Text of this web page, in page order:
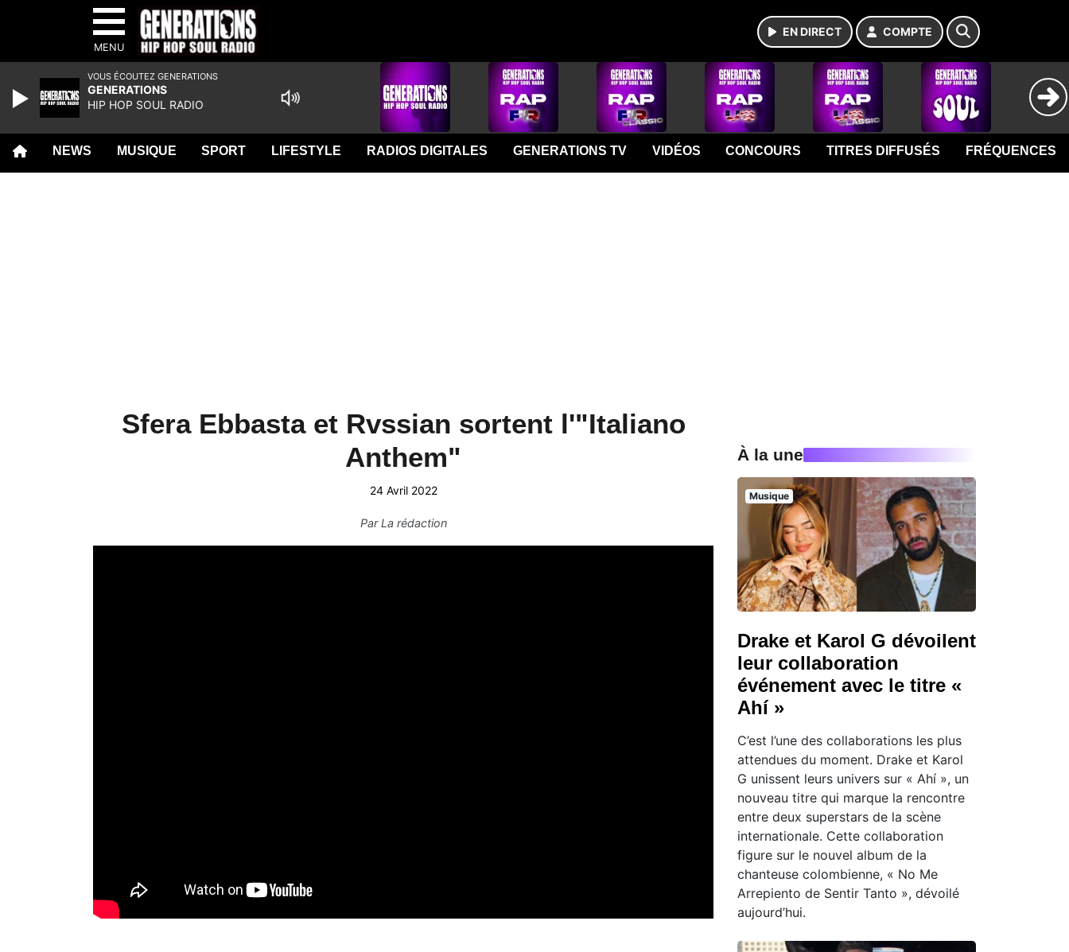
MENU
EN DIRECT COMPTE
NEWS MUSIQUE SPORT LIFESTYLE RADIOS DIGITALES GENERATIONS TV VIDÉOS CONCOURS TITRES DIFFUSÉS FRÉQUENCES
Sfera Ebbasta et Rvssian sortent l'"Italiano
Anthem"
24 Avril 2022
ParLa rédaction
À la une
Musique
Drake et Karol G dévoilent
leur collaboration
événement avec le titre «
Ahí »
C’est l’une des collaborations les plus
attendues du moment. Drake et Karol
G unissent leurs univers sur « Ahí », un
nouveau titre qui marque la rencontre
entre deux superstars de la scène
internationale. Cette collaboration
figure sur le nouvel album de la
chanteuse colombienne, « No Me
Arrepiento de Sentir Tanto », dévoilé
aujourd’hui.
VOUS ÉCOUTEZ GENERATIONS
GENERATIONS
HIP HOP SOUL RADIO